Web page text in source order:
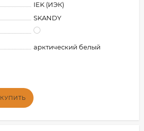
IEK (ИЭК)
SKANDY
арктический белый
КУПИТЬ